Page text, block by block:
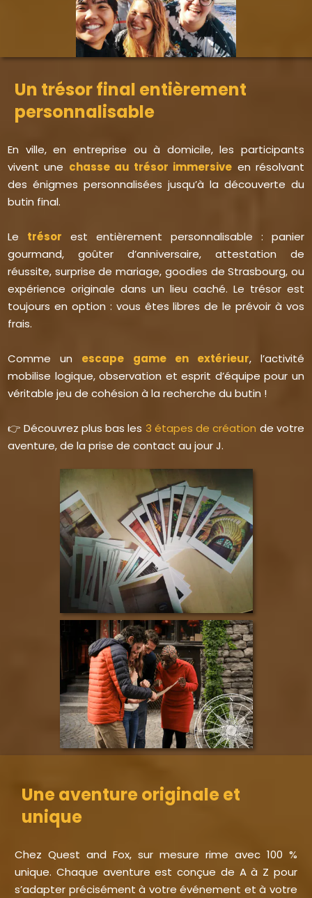
Un trésor final entièrement
personnalisable
En ville, en entreprise ou à domicile, les participants
vivent une chasse au trésor immersive en résolvant
des énigmes personnalisées jusqu’à la découverte du
butin final.
Le trésor est entièrement personnalisable : panier
gourmand, goûter d’anniversaire, attestation de
réussite, surprise de mariage, goodies de Strasbourg, ou
expérience originale dans un lieu caché. Le trésor est
toujours en option : vous êtes libres de le prévoir à vos
frais.
Comme un escape game en extérieur, l’activité
mobilise logique, observation et esprit d’équipe pour un
véritable jeu de cohésion à la recherche du butin !
👉 Découvrez plus bas les 3 étapes de création de votre
aventure, de la prise de contact au jour J.
Une aventure originale et
unique
Chez Quest and Fox, sur mesure rime avec 100 %
unique. Chaque aventure est conçue de A à Z pour
s’adapter précisément à votre événement et à votre